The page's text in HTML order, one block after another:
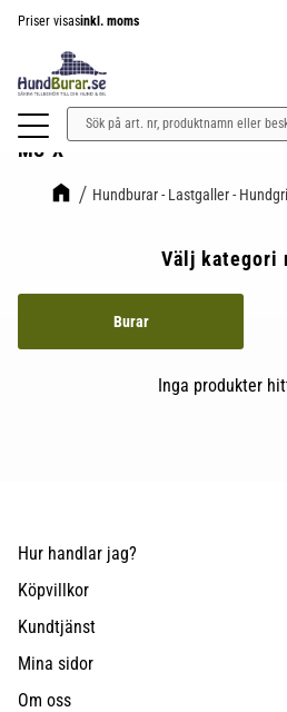
Priser visasinkl. moms
MU-X
Hundburar - Lastgaller -
Välj kategori
Burar
Inga produkter
Hur handlar jag?
Köpvillkor
Kundtjänst
Mina sidor
Om oss